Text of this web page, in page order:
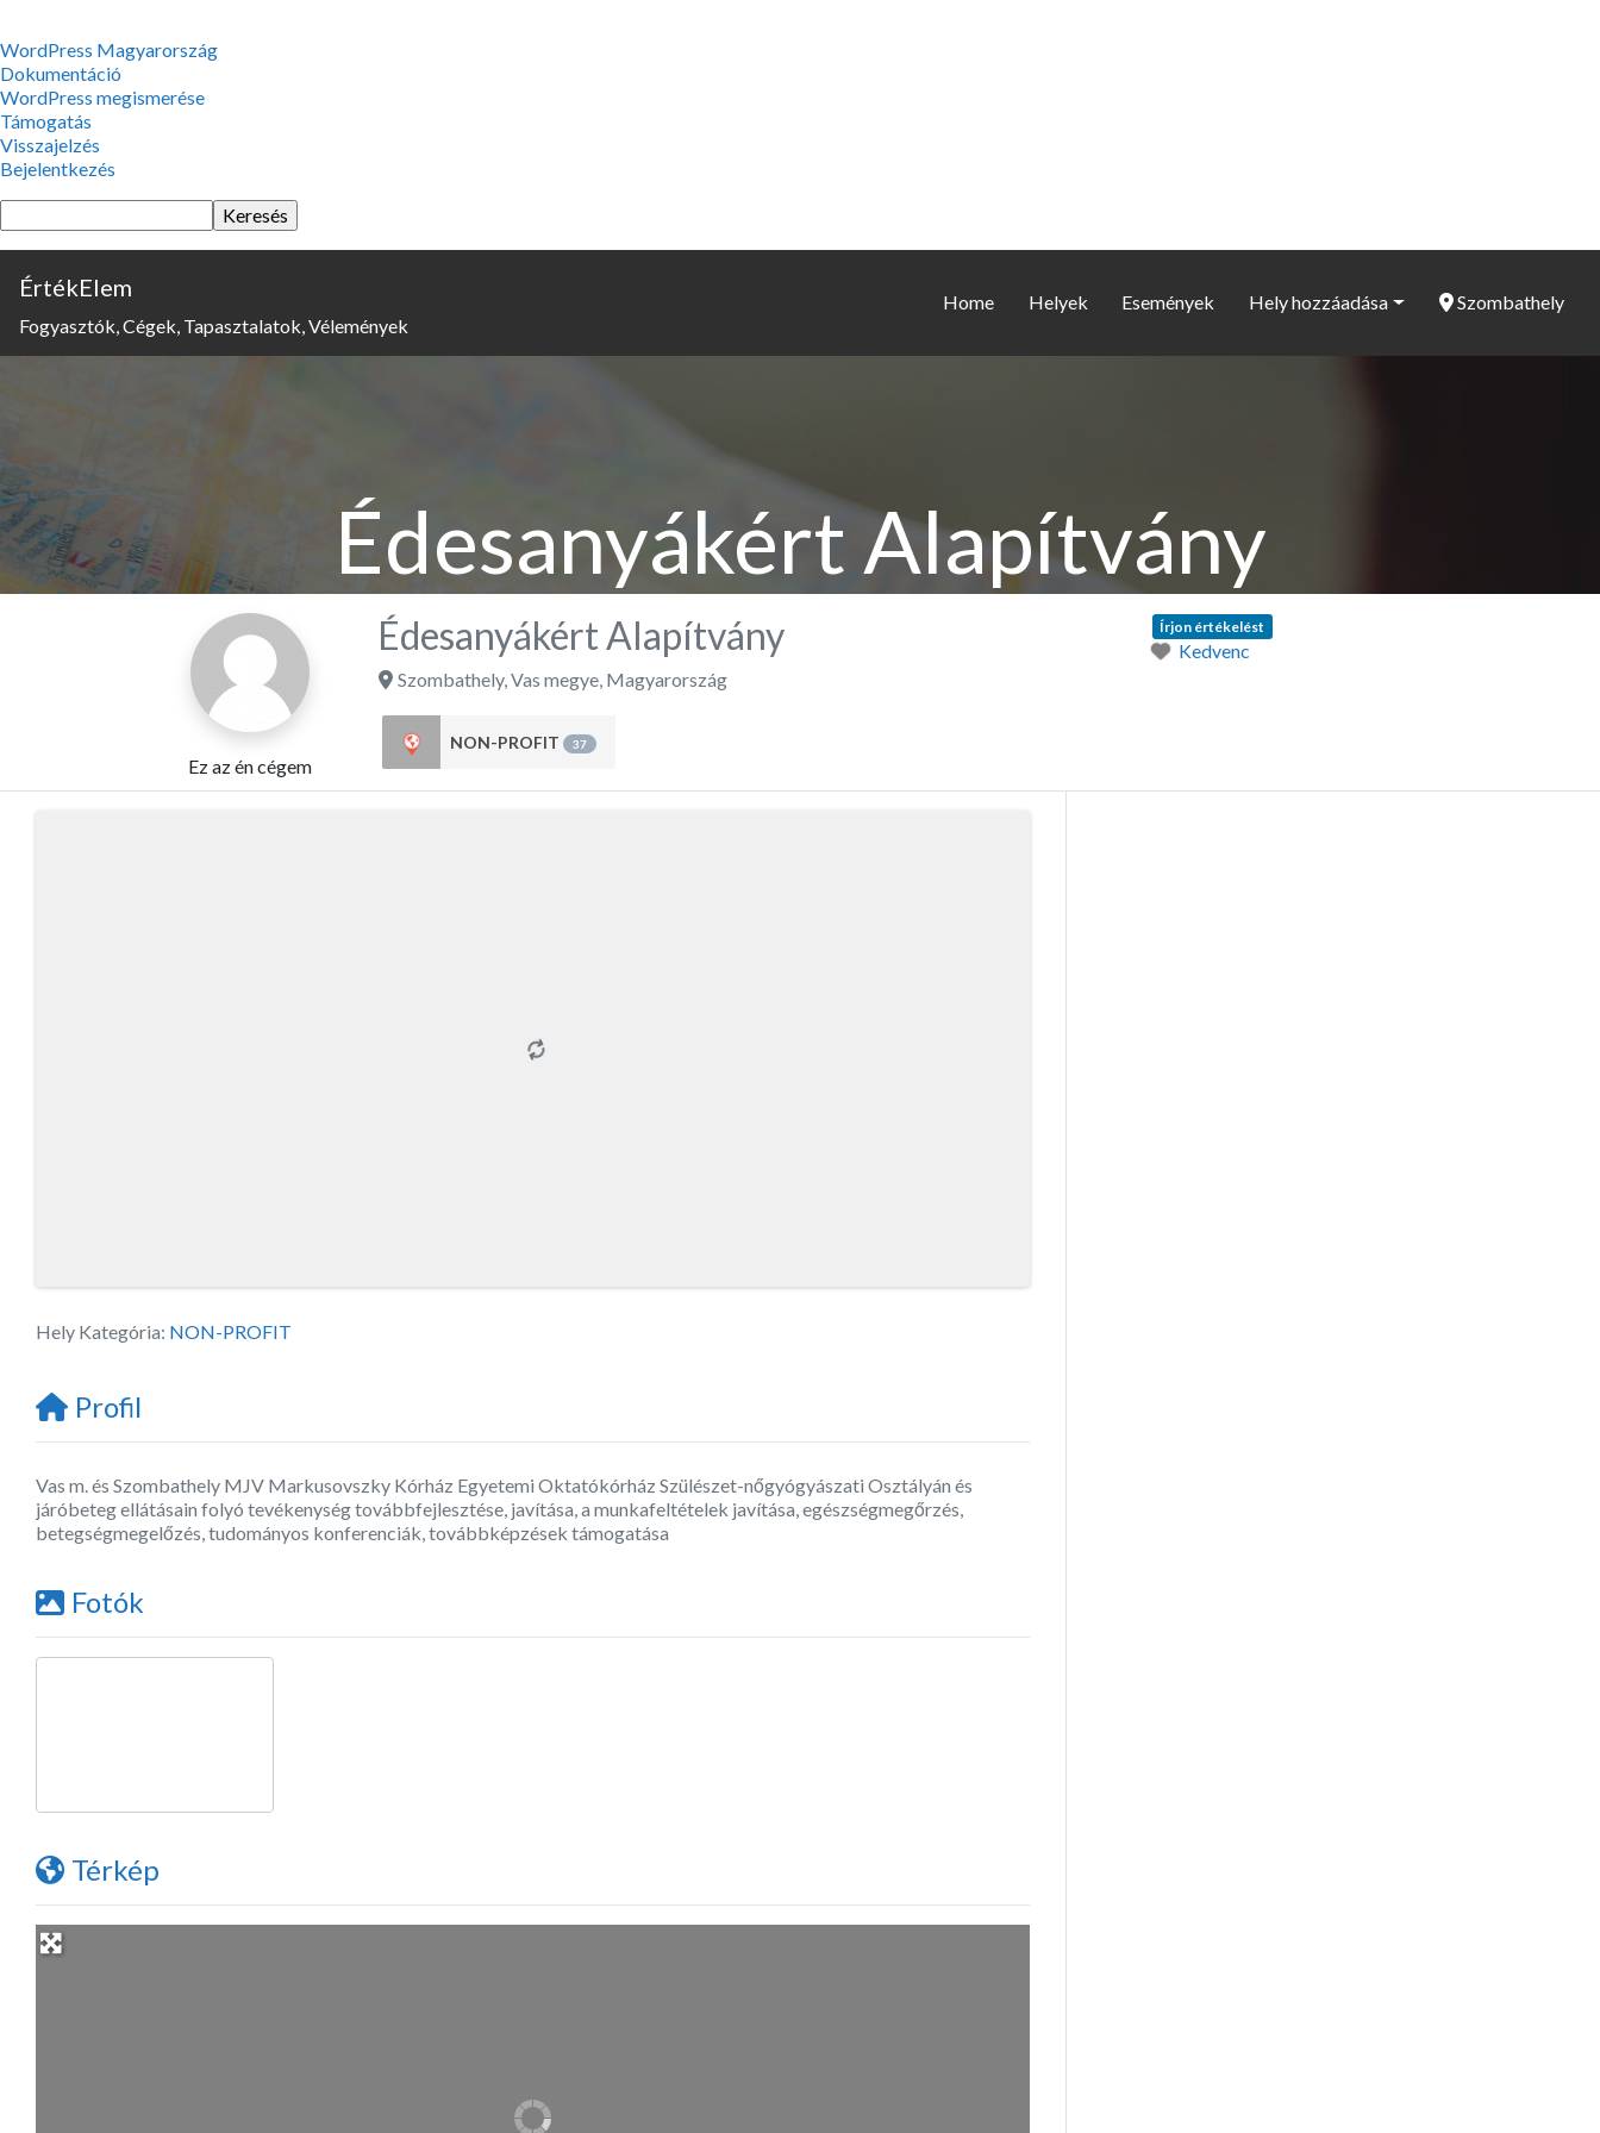
WordPress,
a
csodás
WordPress Magyarország
Dokumentáció
WordPress megismerése
Támogatás
Visszajelzés
Bejelentkezés
Keresés
ÉrtékElem
Fogyasztók, Cégek, Tapasztalatok, Vélemények
Home Helyek Események Hely hozzáadása Szombathely
Édesanyákért Alapítvány
Ez az én cégem
Édesanyákért Alapítvány
Szombathely,Vas megye, Magyarország
NON-PROFIT 37
Írjon értékelést
Kedvenc
Hely Kategória: NON-PROFIT
Profil
Vas m. és Szombathely MJV Markusovszky Kórház Egyetemi Oktatókórház Szülészet-nőgyógyászati Osztályán és
járóbeteg ellátásain folyó tevékenység továbbfejlesztése, javítása, a munkafeltételek javítása, egészségmegőrzés,
betegségmegelőzés, tudományos konferenciák, továbbképzések támogatása
Fotók
Térkép